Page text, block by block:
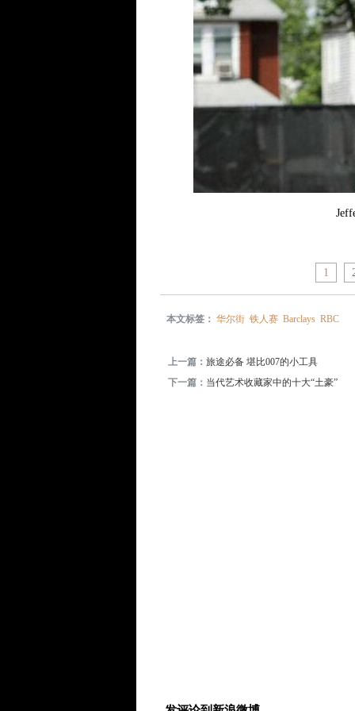
1
本文标签：华尔街 铁人赛 Barclays RBC
上一篇：旅途必备 堪比007的小工具
下一篇： 当代艺术收藏家中的十大“土豪”